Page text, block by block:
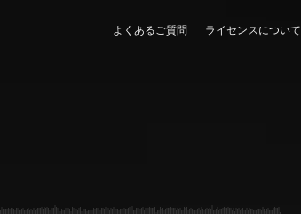
よくあるご質問 ライセンスについて